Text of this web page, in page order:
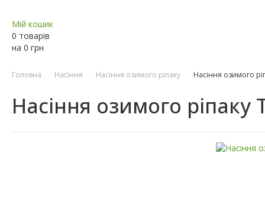
Мій кошик
0 товарів
на 0 грн
Головна Насіння Насіння озимого ріпаку Насіння озимого
Насіння озимого ріпаку